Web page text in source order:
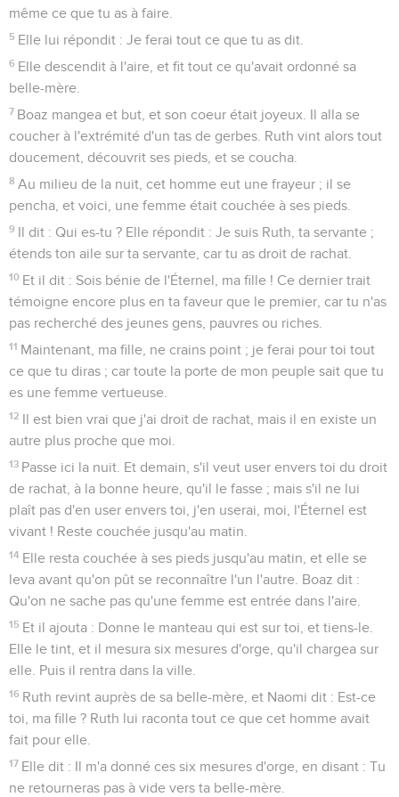
même ce que tu as à faire.
5 Elle lui répondit : Je ferai tout ce que tu as dit.
6 Elle descendit à l'aire, et fit tout ce qu'avait ordonné sa
belle-mère.
7 Boaz mangea et but, et son coeur était joyeux. Il alla se
coucher à l'extrémité d'un tas de gerbes. Ruth vint alors tout
doucement, découvrit ses pieds, et se coucha.
8 Au milieu de la nuit, cet homme eut une frayeur ; il se
pencha, et voici, une femme était couchée à ses pieds.
9 Il dit : Qui es-tu ? Elle répondit : Je suis Ruth, ta servante ;
étends ton aile sur ta servante, car tu as droit de rachat.
10 Et il dit : Sois bénie de l'Éternel, ma fille ! Ce dernier trait
témoigne encore plus en ta faveur que le premier, car tu n'as
pas recherché des jeunes gens, pauvres ou riches.
11 Maintenant, ma fille, ne crains point ; je ferai pour toi tout
ce que tu diras ; car toute la porte de mon peuple sait que tu
es une femme vertueuse.
12 Il est bien vrai que j'ai droit de rachat, mais il en existe un
autre plus proche que moi.
13 Passe ici la nuit. Et demain, s'il veut user envers toi du droit
de rachat, à la bonne heure, qu'il le fasse ; mais s'il ne lui
plaît pas d'en user envers toi, j'en userai, moi, l'Éternel est
vivant ! Reste couchée jusqu'au matin.
14 Elle resta couchée à ses pieds jusqu'au matin, et elle se
leva avant qu'on pût se reconnaître l'un l'autre. Boaz dit :
Qu'on ne sache pas qu'une femme est entrée dans l'aire.
15 Et il ajouta : Donne le manteau qui est sur toi, et tiens-le.
Elle le tint, et il mesura six mesures d'orge, qu'il chargea sur
elle. Puis il rentra dans la ville.
16 Ruth revint auprès de sa belle-mère, et Naomi dit : Est-ce
toi, ma fille ? Ruth lui raconta tout ce que cet homme avait
fait pour elle.
17 Elle dit : Il m'a donné ces six mesures d'orge, en disant : Tu
ne retourneras pas à vide vers ta belle-mère.